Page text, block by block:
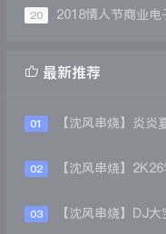
20
 最新推荐
01 【沈风串烧】炎
02
03